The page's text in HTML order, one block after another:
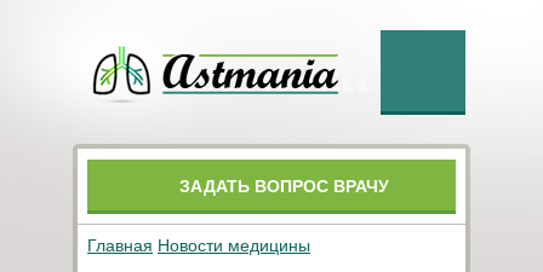
ЗАДАТЬ ВОПРОС ВРАЧУ
Главная Новости медицины